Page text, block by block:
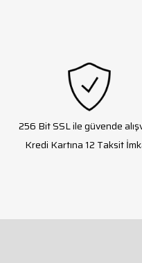
256 Bit SSL ile güvende
Kredi Kartına 12 Taksit